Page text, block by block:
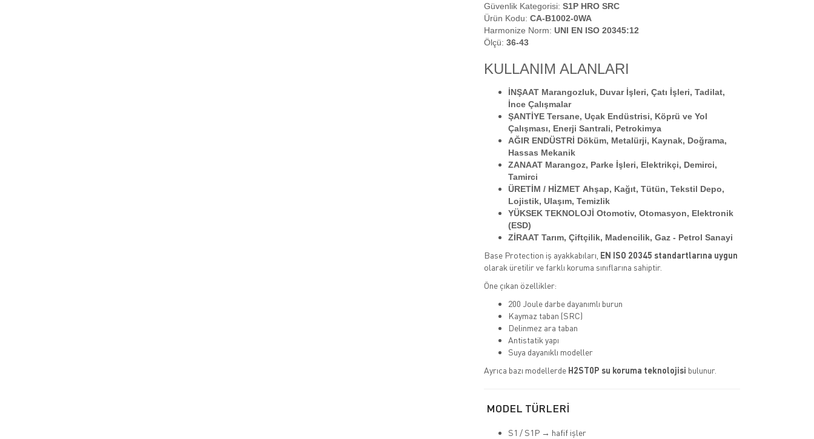
Güvenlik Kategorisi: S1P HRO SRC
Ürün Kodu: CA-B1002-0WA
Harmonize Norm: UNI EN ISO 20345:12
Ölçü: 36-43
KULLANIM ALANLARI
İNŞAAT Marangozluk, Duvar İşleri, Çatı İşleri, Tadilat,
İnce Çalışmalar
ŞANTİYE Tersane, Uçak Endüstrisi, Köprü ve Yol
Çalışması, Enerji Santrali, Petrokimya
AĞIR ENDÜSTRİ Döküm, Metalürji, Kaynak, Doğrama,
Hassas Mekanik
ZANAAT Marangoz, Parke İşleri, Elektrikçi, Demirci,
Tamirci
ÜRETİM / HİZMET Ahşap, Kağıt, Tütün, Tekstil Depo,
Lojistik, Ulaşım, Temizlik
YÜKSEK TEKNOLOJİ Otomotiv, Otomasyon, Elektronik
(ESD)
ZİRAAT Tarım, Çiftçilik, Madencilik, Gaz - Petrol Sanayi
Base Protection iş ayakkabıları, EN ISO 20345 standartlarına uygun
olarak üretilir ve farklı koruma sınıflarına sahiptir.
Öne çıkan özellikler:
200 Joule darbe dayanımlı burun
Kaymaz taban (SRC)
Delinmez ara taban
Antistatik yapı
Suya dayanıklı modeller
Ayrıca bazı modellerde H2ST0P su koruma teknolojisi bulunur.
MODEL TÜRLERİ
S1 / S1P → hafif işler